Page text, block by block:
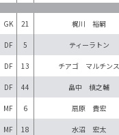
GK 21 梶川 裕嗣
DF 5 ティーラトン
DF 13 チアゴ マルチンス
DF 44 畠中 槙之輔
MF 6 扇原 貴宏
MF 18 水沼 宏太